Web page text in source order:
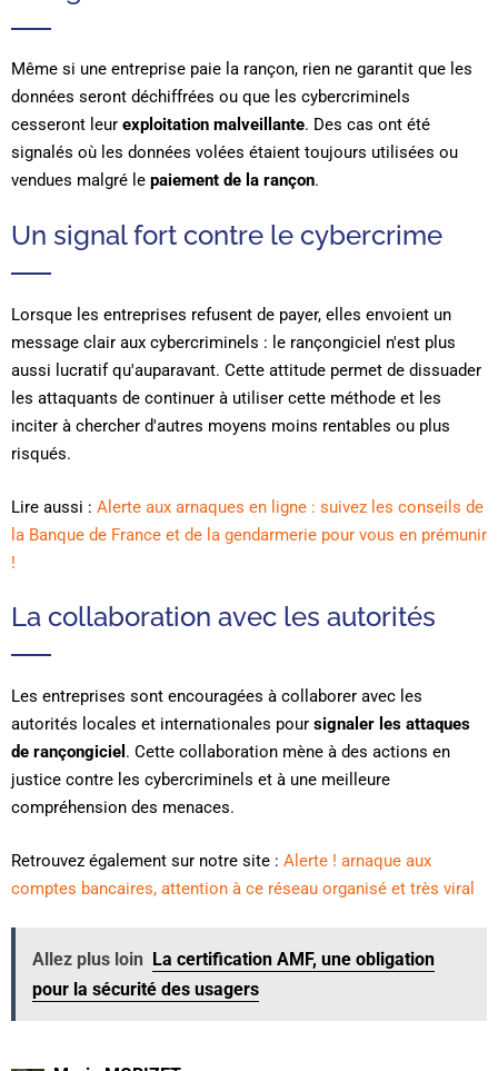
Même si une entreprise paie la rançon, rien ne garantit que les
données seront déchiffrées ou que les cybercriminels
cesseront leur exploitation malveillante. Des cas ont été
signalés où les données volées étaient toujours utilisées ou
vendues malgré le paiement de la rançon.
Un signal fort contre le cybercrime
Lorsque les entreprises refusent de payer, elles envoient un
message clair aux cybercriminels : le rançongiciel n'est plus
aussi lucratif qu'auparavant. Cette attitude permet de dissuader
les attaquants de continuer à utiliser cette méthode et les
inciter à chercher d'autres moyens moins rentables ou plus
risqués.
Lire aussi : Alerte aux arnaques en ligne : suivez les conseils de
la Banque de France et de la gendarmerie pour vous en prémunir
!
La collaboration avec les autorités
Les entreprises sont encouragées à collaborer avec les
autorités locales et internationales pour signaler les attaques
de rançongiciel . Cette collaboration mène à des actions en
justice contre les cybercriminels et à une meilleure
compréhension des menaces.
Retrouvez également sur notre site : Alerte ! arnaque aux
comptes bancaires, attention à ce réseau organisé et très viral
Allez plus loin
La certification AMF, une obligation
pour la sécurité des usagers